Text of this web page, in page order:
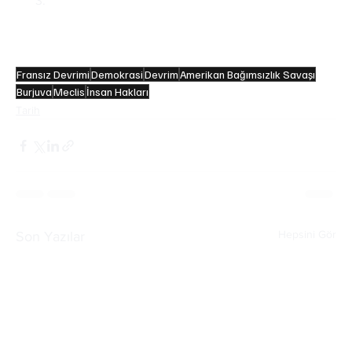
Fransız DevrimiDemokrasiDevrimAmerikan Bağımsızlık Savaşı
BurjuvaMeclis İnsan Hakları